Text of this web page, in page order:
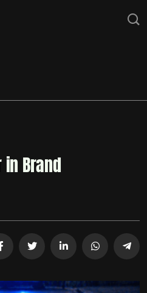
in Brand